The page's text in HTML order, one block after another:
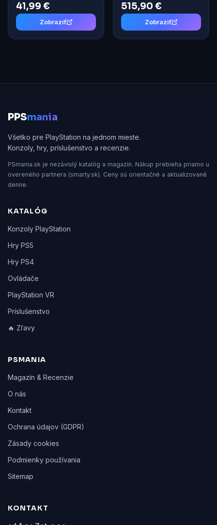
41,99 €
Zobraziť
515,90 €
Zobraziť
PPSmania
Všetko pre PlayStation na jednom mieste.
Konzoly, hry, príslušenstvo a recenzie.
PSmania.sk je nezávislý katalóg a magazín. Nákup prebieha priamo u
overeného partnera (smarty.sk). Ceny sú orientačné a aktualizované
denne.
KATALÓG
Konzoly PlayStation
Hry PS5
Hry PS4
Ovládače
PlayStation VR
Príslušenstvo
🔥 Zľavy
PSMANIA
Magazín & Recenzie
O nás
Kontakt
Ochrana údajov (GDPR)
Zásady cookies
Podmienky používania
Sitemap
KONTAKT